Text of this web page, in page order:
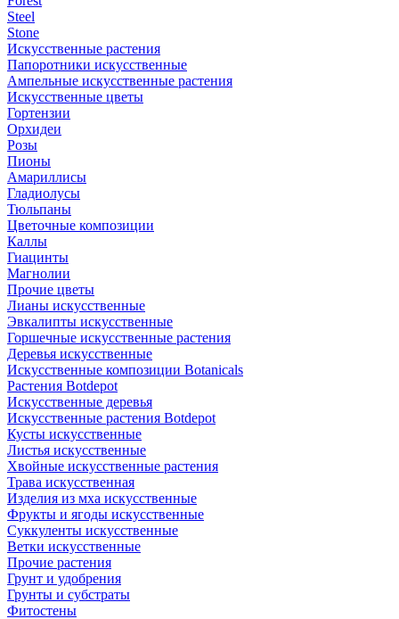
Steel
Stone
Искусственные растения
Папоротники искусственные
Ампельные искусственные растения
Искусственные цветы
Гортензии
Орхидеи
Розы
Пионы
Амариллисы
Гладиолусы
Тюльпаны
Цветочные композиции
Каллы
Гиацинты
Магнолии
Прочие цветы
Лианы искусственные
Эвкалипты искусственные
Горшечные искусственные растения
Деревья искусственные
Искусственные композиции Botanicals
Растения Botdepot
Искусственные деревья
Искусственные растения Botdepot
Кусты искусственные
Листья искусственные
Хвойные искусственные растения
Трава искусственная
Изделия из мха искусственные
Фрукты и ягоды искусственные
Суккуленты искусственные
Ветки искусственные
Прочие растения
Грунт и удобрения
Грунты и субстраты
Фитостены